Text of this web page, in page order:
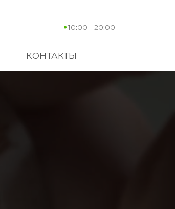
10:00 - 20:00
КОНТАКТЫ